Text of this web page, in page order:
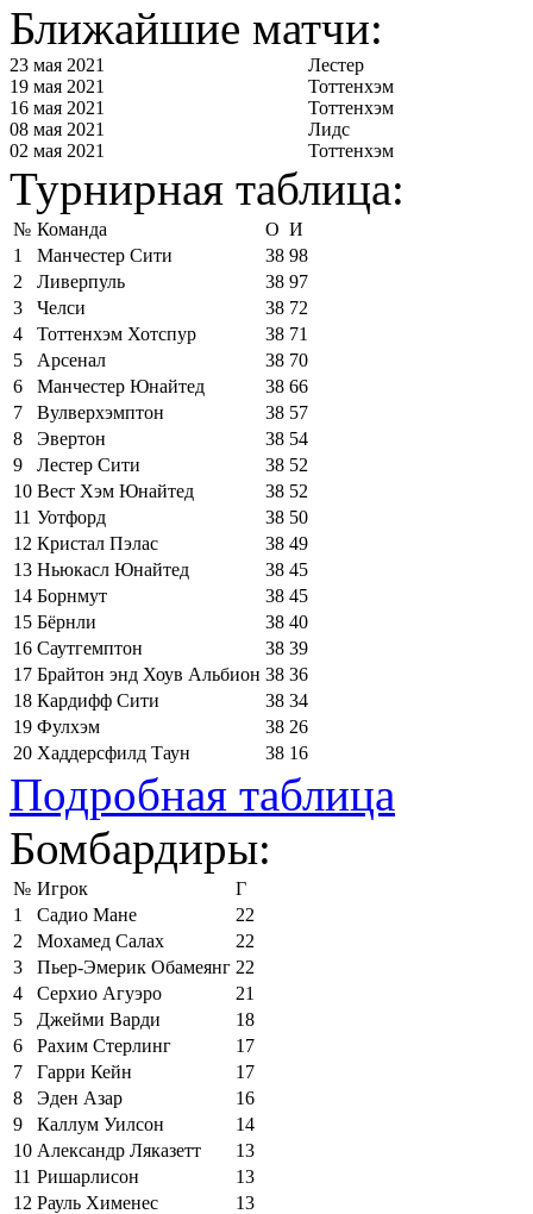
Ближайшие матчи:
23 мая 2021
Лестер
19 мая 2021
Тоттенхэм
16 мая 2021
Тоттенхэм
08 мая 2021
Лидс
02 мая 2021
Тоттенхэм
Турнирная таблица:
№ Команда О И
1
Манчестер Сити 38 98
2
Ливерпуль 38 97
3
Челси 38 72
4
Тоттенхэм Хотспур 38 71
5
Арсенал 38 70
6
Манчестер Юнайтед 38 66
7
Вулверхэмптон 38 57
8
Эвертон 38 54
9
Лестер Сити 38 52
10 Вест Хэм Юнайтед 38 52
11 Уотфорд 38 50
12 Кристал Пэлас 38 49
13 Ньюкасл Юнайтед 38 45
14 Борнмут 38 45
15 Бёрнли 38 40
16 Саутгемптон 38 39
17 Брайтон энд Хоув Альбион 38 36
18 Кардифф Сити 38 34
19 Фулхэм 38 26
20 Хаддерсфилд Таун 38 16
Подробная таблица
Бомбардиры:
№ Игрок
Г
1
Садио Мане
22
2
Мохамед Салах
22
3
Пьер-Эмерик Обамеянг 22
4
Серхио Агуэро
21
5
Джейми Варди
18
6
Рахим Стерлинг
17
7
Гарри Кейн
17
8
Эден Азар
16
9
Каллум Уилсон
14
10 Александр Ляказетт
13
11 Ришарлисон
13
12 Рауль Хименес
13